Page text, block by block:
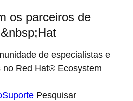
os parceiros de
de especialistas e
Red Hat® Ecosystem
Suporte Pesquisar